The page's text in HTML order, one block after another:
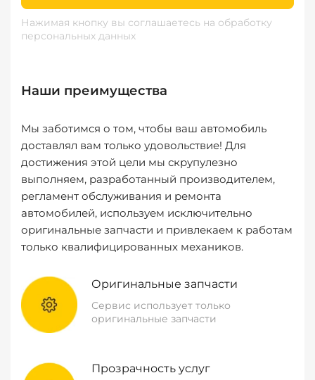
Нажимая кнопку вы соглашаетесь на обработку
персональных данных
Наши преимущества
Мы заботимся о том, чтобы ваш автомобиль
доставлял вам только удовольствие! Для
достижения этой цели мы скрупулезно
выполняем, разработанный производителем,
регламент обслуживания и ремонта
автомобилей, используем исключительно
оригинальные запчасти и привлекаем к работам
только квалифицированных механиков.
Оригинальные запчасти
Сервис использует только
оригинальные запчасти
Прозрачность услуг